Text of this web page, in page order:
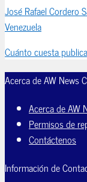
José Rafael Cordero
Venezuela
Cuánto cuesta
Acerca de AW News
Acerca de AW
Permisos de
Contáctenos
Información de